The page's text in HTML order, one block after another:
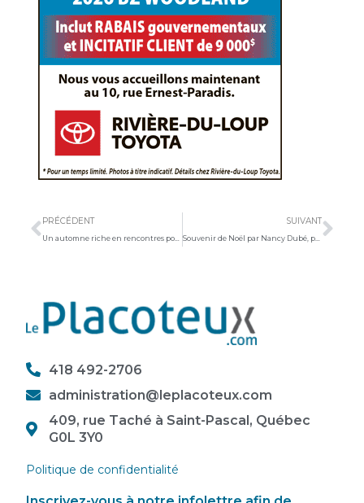
PRÉCÉDENT
Un automne riche en rencontres pour le Cégep de La Pocatière
SUIVANT
Souvenir de Noël par Nancy Dubé, préfète élue du Kamouraska
418 492-2706
administration@leplacoteux.com
409, rue Taché à Saint-Pascal, Québec
G0L 3Y0
Politique de confidentialité